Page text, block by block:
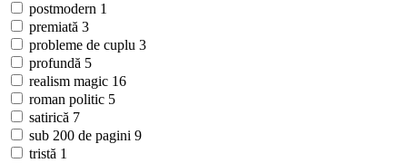
postmodern 1
premiată 3
probleme de cuplu 3
profundă 5
realism magic 16
roman politic 5
satirică 7
sub 200 de pagini 9
tristă 1